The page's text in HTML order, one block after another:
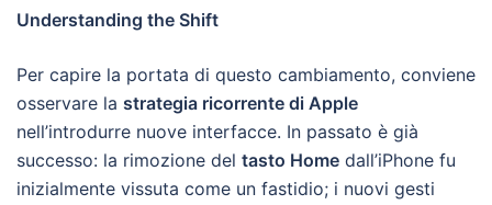
Understanding the Shift
Per capire la portata di questo cambiamento, conviene
osservare la strategia ricorrente di Apple
nell’introdurre nuove interfacce. In passato è già
successo: la rimozione del tasto Home dall’iPhone fu
inizialmente vissuta come un fastidio; i nuovi gesti